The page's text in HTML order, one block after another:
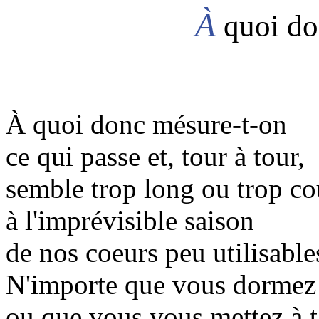
Àquoi
À quoi donc mésure-t-on
ce qui passe et, tour à tour,
semble trop long ou trop
à l'imprévisible saison
de nos coeurs peu
N'importe que vous dormez